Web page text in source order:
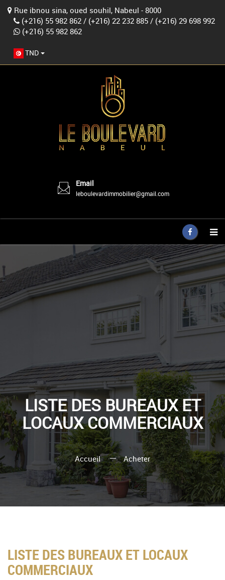
Rue ibnou sina, oued souhil, Nabeul - 8000
(+216) 55 982 862 / (+216) 22 232 885 / (+216) 29 698 992
(+216) 55 982 862
TND
Email
leboulevardimmobilier@gmail.com
LISTE DES BUREAUX ET
LOCAUX COMMERCIAUX
Accueil Acheter
LISTE DES BUREAUX ET LOCAUX
COMMERCIAUX